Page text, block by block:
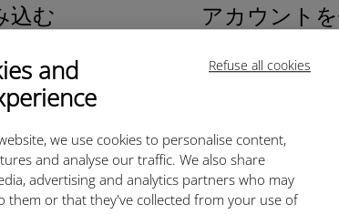
Refuse all cookies
and
we use cookies to personalise content,
and analyse our traffic. We also share
advertising and analytics partners who may
or that they've collected from your use of
込む
ルしま
アカウント
すると、デー
使用が可能とな
外出先 から残高
追加購入がおこ
お楽しみ